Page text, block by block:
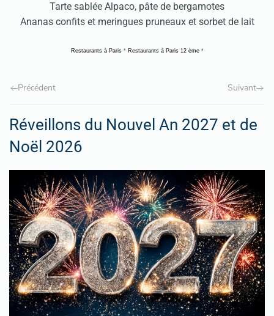
Tarte sablée Alpaco, pâte de bergamotes
Ananas confits et meringues pruneaux et sorbet de lait
Restaurants à Paris* Restaurants à Paris 12 ème*
Précédent Suivant
Réveillons du Nouvel An 2027 et de
Noël 2026